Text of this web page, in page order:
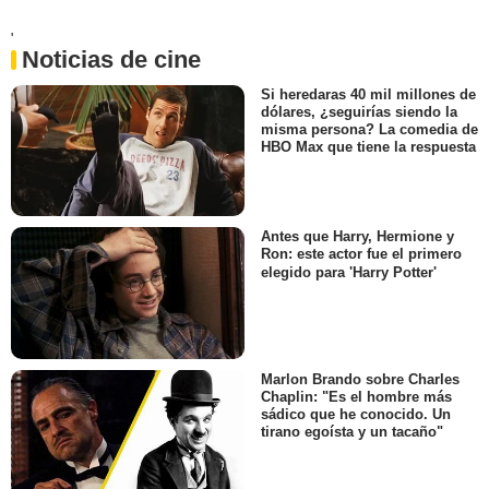
'
Noticias de cine
Si heredaras 40 mil millones de
dólares, ¿seguirías siendo la
misma persona? La comedia de
HBO Max que tiene la respuesta
Antes que Harry, Hermione y
Ron: este actor fue el primero
elegido para 'Harry Potter'
Marlon Brando sobre Charles
Chaplin: "Es el hombre más
sádico que he conocido. Un
tirano egoísta y un tacaño"